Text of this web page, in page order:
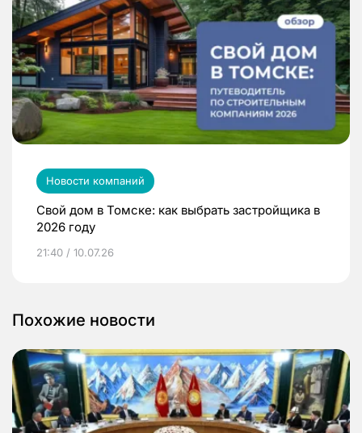
Новости компаний
Свой дом в Томске: как выбрать застройщика в
2026 году
21:40 / 10.07.26
Похожие новости